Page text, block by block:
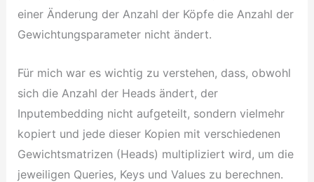
einer Änderung der Anzahl der Köpfe die Anzahl der
Gewichtungsparameter nicht ändert.
Für mich war es wichtig zu verstehen, dass, obwohl
sich die Anzahl der Heads ändert, der
Inputembedding nicht aufgeteilt, sondern vielmehr
kopiert und jede dieser Kopien mit verschiedenen
Gewichtsmatrizen (Heads) multipliziert wird, um die
jeweiligen Queries, Keys und Values zu berechnen.